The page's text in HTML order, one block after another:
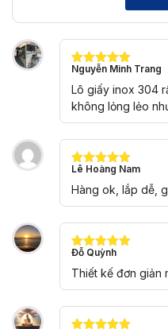
Được xếp
hạng 5
5
sao
Nguyễn Minh Trang
Lô giấy inox 304
không lỏng lẻo
Được xếp
hạng
5
sao
Lê Hoàng Nam
Hàng ok, lắp dễ,
Được xếp
hạng 5 5
sao
Đỗ Quỳnh
Thiết kế đơn giản